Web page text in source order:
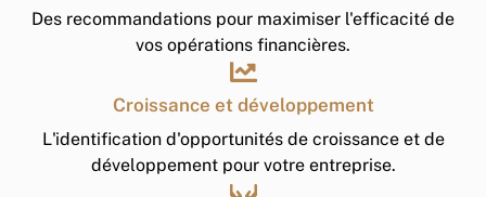
Des recommandations pour maximiser l'efficacité de
vos opérations financières.
Croissance et développement
L'identification d'opportunités de croissance et de
développement pour votre entreprise.